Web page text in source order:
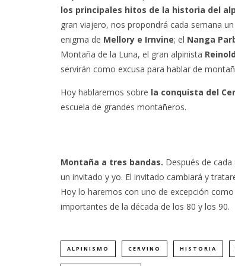
los principales hitos de la historia del
gran viajero, nos propondrá cada semana
enigma de Mellory e Irnvine; el Nanga
Montaña de la Luna, el gran alpinista
servirán como excusa para hablar de
Hoy hablaremos sobre la conquista del
escuela de grandes montañeros.
Montaña a tres bandas. Después de
un invitado y yo. El invitado cambiará y
Hoy lo haremos con uno de excepción como
importantes de la década de los 80 y los 90.
ALPINISMO CERVINO HISTORIA